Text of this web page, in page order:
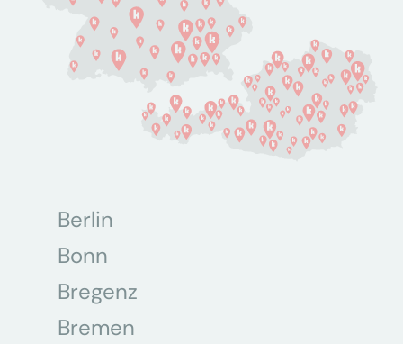
Berlin
Bonn
Bregenz
Bremen